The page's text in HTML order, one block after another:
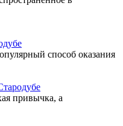
способ оказания
привычка, а